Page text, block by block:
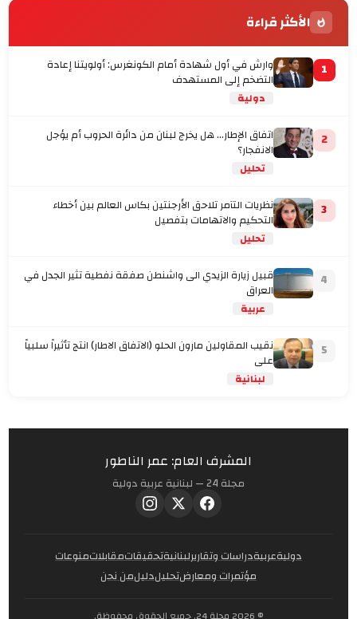
الأكثر قراءة
1 وارش في أول شهادة أمام الكونغرس: أولويتنا إعادة
التضخم إلى المستهدف
دولية
2 اتفاق الإطار... هل يخرج لبنان من دائرة الحروب أم يؤجل
الانفجار؟
تحليل
3 نظريات التآمر تلاحق الأرجنتين بكاس العالم بين أخطاء
التحكيم والاتهامات بتفصيل
تحليل
4 قبيل زيارة الزيدي الى واشنطن صفقة نفطية تثير الجدل في
العراق
عربية
5 نقيب المقاولين مارون الحلو (الاتفاق الاطار) انتج تأثيراً سلبياً
على
لبنانية
المشرف العام: عمر الناطور
مجلة 24 — لبنانية عربية دولية
دوليةعربيةدراسات وتقاريرلبنانيةتحقيقاتمقابلاتمنوعات
مؤتمرات ومعارضتحليلدليلمن نحن